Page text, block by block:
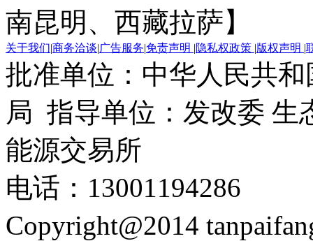
南昆明、西藏拉萨】
关于我们|商务洽谈|广告服务|免责声明 |隐私权政策 |版权声明 |
批准单位：中华人民共
局 指导单位：发改委 生
能源交易所
电话：13001194286
Copyright@2014